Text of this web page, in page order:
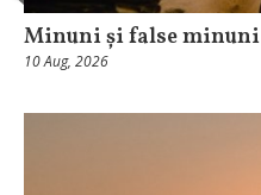
Minuni și false minuni
10 Aug, 2026